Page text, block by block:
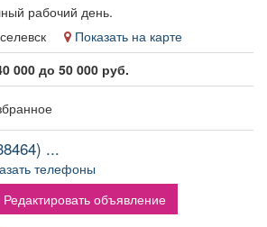
Я - пенсионер
рабочий день.
Показать на карте
000 до 50 000 руб.
...
телефоны
Редактировать объявление